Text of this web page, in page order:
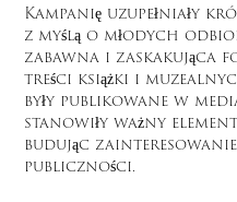
Kampanię uzupełniały
z myślą o młodych
zabawna i zaskakująca
treści książki i
były publikowane w
stanowiły ważny
budując
publiczności.